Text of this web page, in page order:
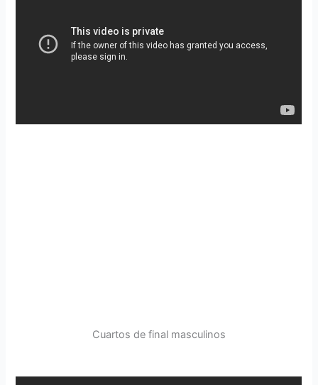
Cuartos de final masculinos